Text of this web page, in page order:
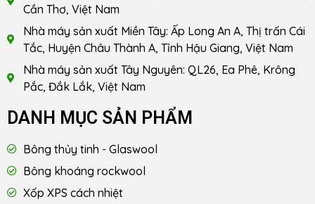
Cần Thơ, Việt Nam
Nhà máy sản xuất Miền Tây: Ấp Long An A, Thị trấn Cái
Tắc, Huyện Châu Thành A, Tỉnh Hậu Giang, Việt Nam
Nhà máy sản xuất Tây Nguyên: QL26, Ea Phê, Krông
Pắc, Đắk Lắk, Việt Nam
DANH MỤC SẢN PHẨM
Bông thủy tinh - Glaswool
Bông khoáng rockwool
Xốp XPS cách nhiệt